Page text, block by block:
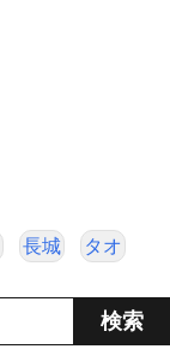
長城 タオ